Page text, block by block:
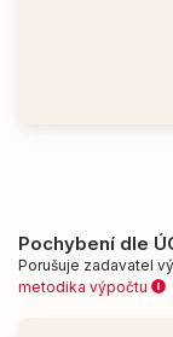
Pochybení dle
Porušuje zadavatel
metodika výpočtu